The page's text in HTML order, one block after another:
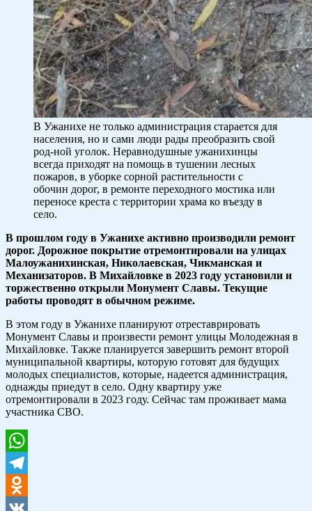
В Ужанихе не только администрация старается для
населения, но и сами люди рады преобразить свой
род-ной уголок. Неравнодушные ужанихинцы
всегда приходят на помощь в тушении лесных
пожаров, в уборке сорной растительности с
обочин дорог, в ремонте переходного мостика или
переносе креста с территории храма ко въезду в
село.
В прошлом году в Ужанихе активно производили ремонт
дорог. Дорожное покрытие отремонтировали на улицах
Малоужанихинская, Николаевская, Чикманская и
Механизаторов. В Михайловке в 2023 году установили и
торжественно открыли Монумент Славы. Текущие
работы проводят в обычном режиме.
В этом году в Ужанихе планируют отреставрировать
Монумент Славы и произвести ремонт улицы Молодежная в
Михайловке. Также планируется завершить ремонт второй
муниципальной квартиры, которую готовят для будущих
молодых специалистов, которые, надеется администрация,
однажды приедут в село. Одну квартиру уже
отремонтировали в 2023 году. Сейчас там проживает мама
участника СВО.
WhatsApp
Telegram
Odnoklassniki